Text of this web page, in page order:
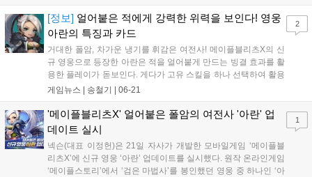
[정보] 얼어붙은 적에게 강력한 위력을 보인다! 영웅
아란의 특징과 카드
거대한 폴암, 차가운 냉기를 휘감은 여전사! 메이플블리츠X의 신
규 영웅으로 등장한 아란은 적을 얼어붙게 만드는 빙결 효과를 활
용한 플레이가 돋보인다. 게다가 고유 스킬을 하나 선택하여 활용
하던 기존 영웅들과 다르게 3개의 고유 스킬이 단계별로 사용되
게임뉴스 | 송철기 06-21
2
'메이플블리츠X' 얼어붙은 폴암의 여전사 '아란' 업
데이트 실시
넥슨(대표 이정헌)은 21일 자사가 개발한 모바일게임 ‘메이플블
리츠X’에 신규 영웅 ‘아란’ 업데이트를 실시했다. 원작 온라인게임
‘메이플스토리’에서 ‘검은 마법사’를 봉인했던 영웅 중 하나인 ‘아
1